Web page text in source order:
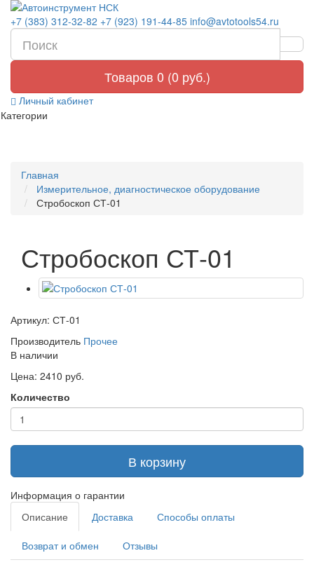
+7 (383) 312-32-82 +7 (923) 191-44-85 info@avtotools54.ru
Товаров 0 (0 руб.)
Личный кабинет
Категории
Главная
Измерительное, диагностическое оборудование
Стробоскоп СТ-01
Стробоскоп СТ-01
Артикул: СТ-01
Производитель Прочее
В наличии
Цена: 2410 руб.
Количество
В корзину
Информация о гарантии
Описание
Доставка Способы оплаты
Возврат и обмен Отзывы